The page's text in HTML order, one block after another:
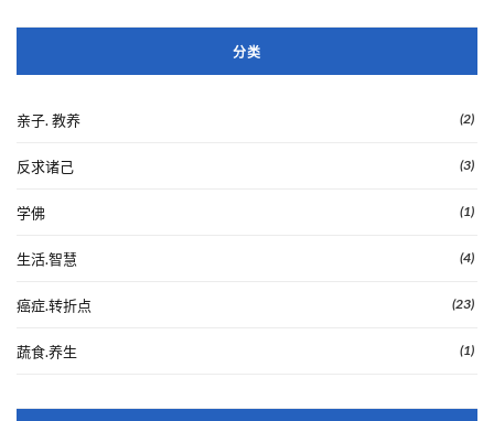
分类
亲子. 教养 (2)
反求诸己 (3)
学佛 (1)
生活.智慧 (4)
癌症.转折点 (23)
蔬食.养生 (1)